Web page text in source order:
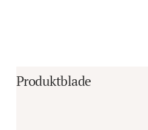
Produktblade